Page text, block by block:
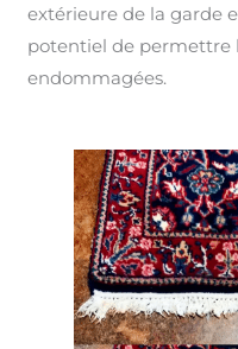
extérieure de la garde
potentiel de permettre
endommagées.